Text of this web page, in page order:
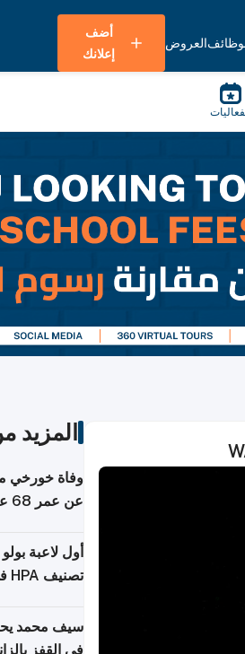
العروض
أضف
إعلانك
المزيد
وفاة خورخي
عن عمر 68 عامًا
أول لاعبة
تصنيف HPA في إنجاز رياضي بارز
سيف محمد